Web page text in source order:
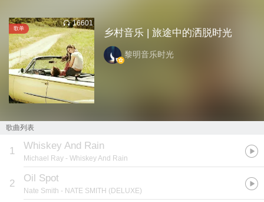
歌单
16601
乡村音乐 | 旅途中的洒脱时光
黎明音乐时光
歌曲列表
1 Whiskey And Rain
Michael Ray - Whiskey And Rain
2 Oil Spot
Nate Smith - NATE SMITH (DELUXE)